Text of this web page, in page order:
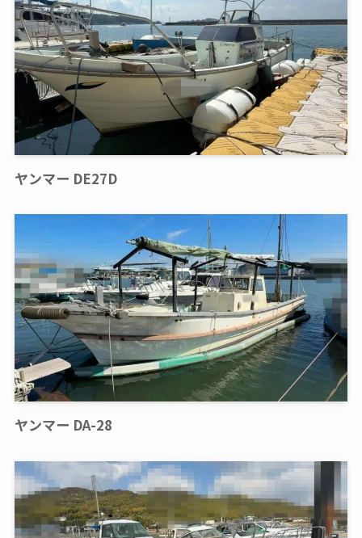
ヤンマー DE27D
ヤンマー DA-28